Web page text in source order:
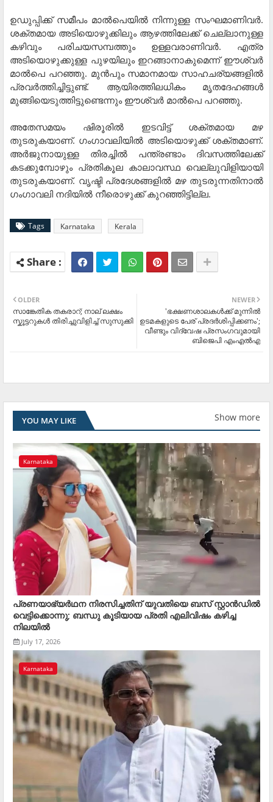
ഉഡുപ്പിക്ക് സമീപം മാൽപെയിൽ നിന്നുള്ള സംഘമാണിവർ.
ശക്തമായ അടിയൊഴുക്കിലും ആഴത്തിലേക്ക് ചെല്ലാനുള്ള
കഴിവും പരിചയസമ്പത്തും ഉള്ളവരാണിവർ. എത്ര
അടിയൊഴുക്കുള്ള പുഴയിലും ഇറങ്ങാനാകുമെന്ന് ഈശ്വർ
മാൽപെ പറഞ്ഞു. മുൻപും സമാനമായ സാഹചര്യങ്ങളിൽ
പ്രവർത്തിച്ചിട്ടുണ്ട്. ആയിരത്തിലധികം മൃതദേഹങ്ങൾ
മുങ്ങിയെടുത്തിട്ടുണ്ടെന്നും ഈശ്വർ മാൽപെ പറഞ്ഞു.
അതേസമയം ഷിരൂരിൽ ഇടവിട്ട് ശക്തമായ മഴ
തുടരുകയാണ്. ഗംഗാവലിയിൽ അടിയൊഴുക്ക് ശക്തമാണ്.
അര്‍ജുനായുള്ള തിരച്ചിൽ പന്ത്രണ്ടാം ദിവസത്തിലേക്ക്
കടക്കുമ്പോഴും പ്രതികൂല കാലാവസ്ഥ വെല്ലുവിളിയായി
തുടരുകയാണ്. വൃഷ്ടി പ്രദേശങ്ങളിൽ മഴ തുടരുന്നതിനാൽ
ഗംഗാവലി നദിയിൽ നീരൊഴുക്ക് കുറഞ്ഞിട്ടില്ല.
Tags Karnataka Kerala
NEWER
'ഭക്ഷണശാലകള്‍ക്ക് മുന്നില്‍
ഉടമകളുടെ പേര് പ്രദര്‍ശിപ്പിക്കണം';
വീണ്ടും വിദ്വേഷ പ്രസംഗവുമായി
ബിജെപി എംഎല്‍എ
OLDER
സാ​ങ്കേതിക തകരാറ്; നാല് ലക്ഷം
സ്കൂട്ടറുകൾ തിരിച്ചുവിളിച്ച് സുസുക്കി
YOU MAY LIKE Show more
Karnataka
പ്രണയാഭ്യർഥന നിരസിച്ചതിന് യുവതിയെ ബസ് സ്റ്റാൻഡിൽ
വെട്ടിക്കൊന്നു; ബന്ധു കൂടിയായ പ്രതി എലിവിഷം കഴിച്ച
നിലയിൽ
July 17, 2026
Karnataka